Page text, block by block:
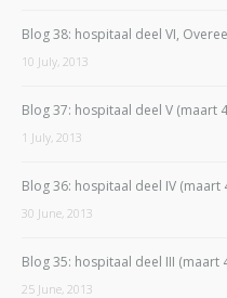
Blog 38: hospitaal deel VI,
10 July, 2013
Blog 37: hospitaal deel V (maart
1 July, 2013
Blog 36: hospitaal deel IV (maart
30 June, 2013
Blog 35: hospitaal deel III (maart
25 June, 2013